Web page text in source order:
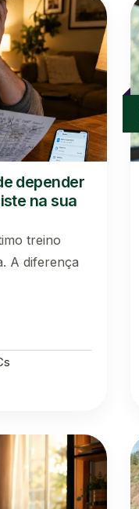
depender
na sua
treino
A diferença